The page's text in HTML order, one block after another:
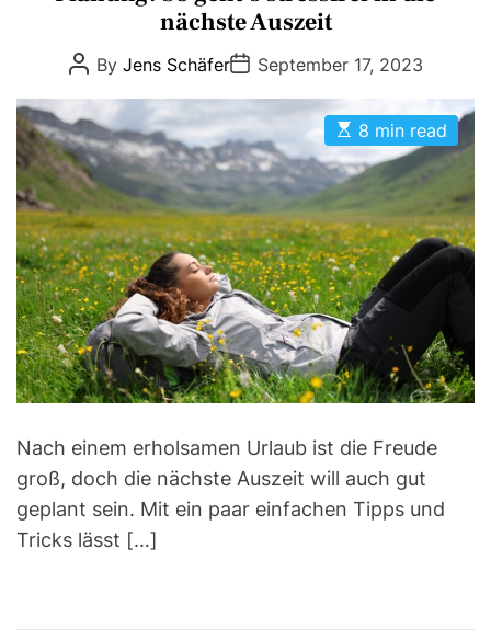
o
r
e
s
nächste Auszeit
P
o
s
A
u
t
h
r
By Jens SchäferP
o
s
D
a
t
e
September 17, 2023
E
s
t
i
a
t
e
d
r
e
a
d
t
i
m
e
8 min read
Nach einem erholsamen Urlaub ist die Freude
groß, doch die nächste Auszeit will auch gut
geplant sein. Mit ein paar einfachen Tipps und
Tricks lässt […]